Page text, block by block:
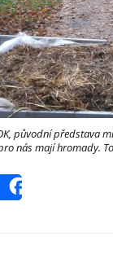
původní představa
nás mají hromady.